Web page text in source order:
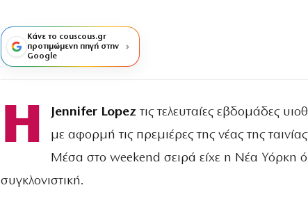
Κάνε το couscous.gr
προτιμώμενη πηγή στην
Google
H Jennifer Lopez τις τελευταίες εβδομάδες
με αφορμή τις πρεμιέρες της νέας της
Μέσα στο weekend σειρά είχε η Νέα Υόρκη
συγκλονιστική.